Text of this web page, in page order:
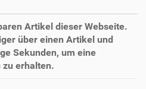
Artikel dieser Webseite.
über einen Artikel und
Sekunden, um eine
zu erhalten.